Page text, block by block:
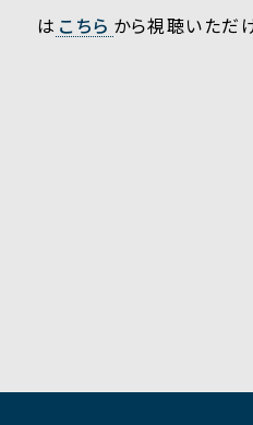
は こちら から視聴いただ